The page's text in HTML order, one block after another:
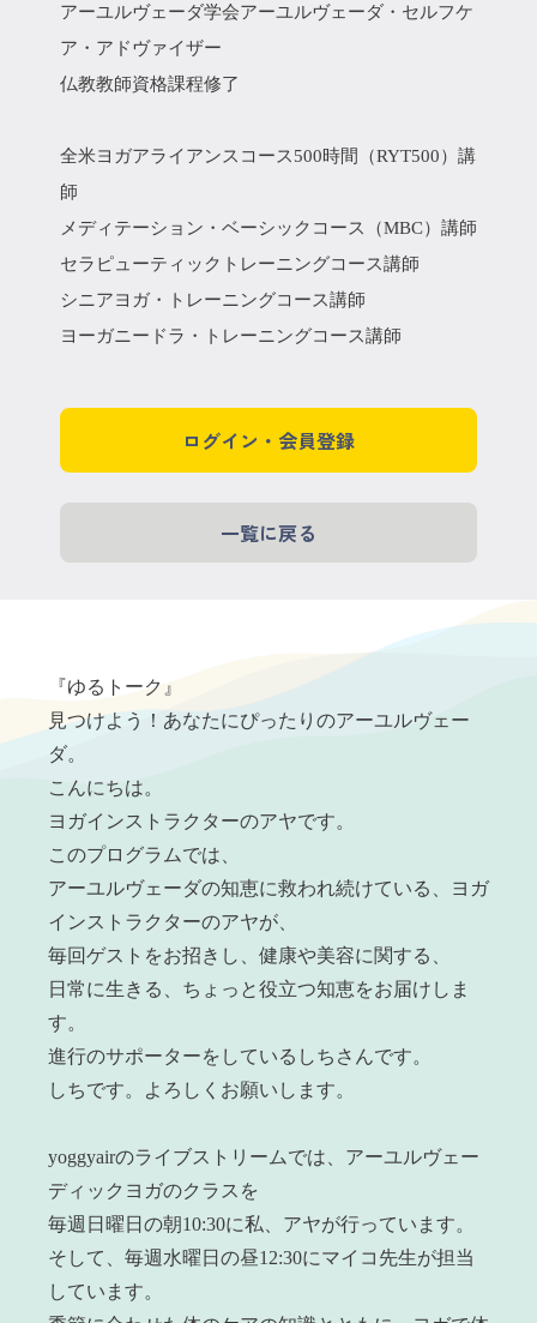
アーユルヴェーダ学会アーユルヴェーダ・セルフケ
ア・アドヴァイザー
仏教教師資格課程修了
全米ヨガアライアンスコース500時間（RYT500）講
師
メディテーション・ベーシックコース（MBC）講師
セラピューティックトレーニングコース講師
シニアヨガ・トレーニングコース講師
ヨーガニードラ・トレーニングコース講師
ログイン・会員登録
一覧に戻る
『ゆるトーク』
見つけよう！あなたにぴったりのアーユルヴェー
ダ。
こんにちは。
ヨガインストラクターのアヤです。
このプログラムでは、
アーユルヴェーダの知恵に救われ続けている、ヨガ
インストラクターのアヤが、
毎回ゲストをお招きし、健康や美容に関する、
日常に生きる、ちょっと役立つ知恵をお届けしま
す。
進行のサポーターをしているしちさんです。
しちです。よろしくお願いします。
yoggyairのライブストリームでは、アーユルヴェー
ディックヨガのクラスを
毎週日曜日の朝10:30に私、アヤが行っています。
そして、毎週水曜日の昼12:30にマイコ先生が担当
しています。